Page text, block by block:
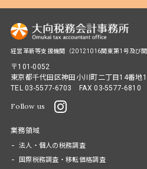
経営革新等支援機関（20121016関東第1号及び
〒101-0052
東京都千代田区神田小川町二丁目14番
TEL 03-5577-6703 FAX 03-5577-6810
Follow us
業務領域
法人・個人の税務調査
国際税務調査・移転価格調査